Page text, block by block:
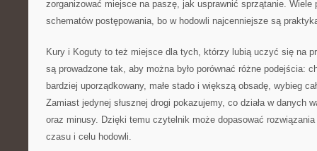
zorganizować miejsce na paszę, jak usprawnić sprzątanie. Wiele
schematów postępowania, bo w hodowli najcenniejsze są
Kury i Koguty to też miejsce dla tych, którzy lubią uczyć się na
są prowadzone tak, aby można było porównać różne podejścia:
bardziej uporządkowany, małe stado i większą obsadę, wybieg
Zamiast jedynej słusznej drogi pokazujemy, co działa w danych
oraz minusy. Dzięki temu czytelnik może dopasować
czasu i celu hodowli.